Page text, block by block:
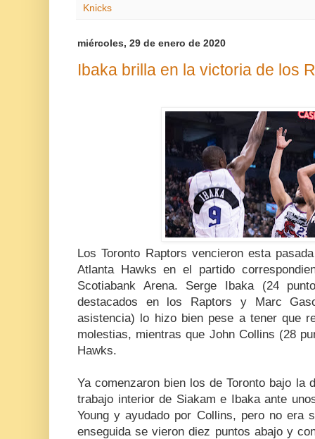
Knicks
miércoles, 29 de enero de 2020
Ibaka brilla en la victoria de los
Los Toronto Raptors vencieron esta
Atlanta Hawks en el partido
Scotiabank Arena. Serge Ibaka (24
destacados en los Raptors y Marc
asistencia) lo hizo bien pese a tener que
molestias, mientras que John Collins (28
Hawks.
Ya comenzaron bien los de Toronto bajo la
trabajo interior de Siakam e Ibaka ante
Young y ayudado por Collins, pero no era
enseguida se vieron diez puntos abajo y